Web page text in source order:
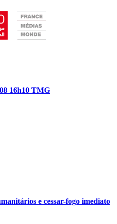
16h10 TMG
e cessar-fogo imediato